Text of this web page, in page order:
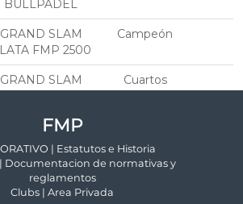
FMP
| Estatutos e Historia
| Documentacion de normativas y
reglamentos
Clubs | Area Privada